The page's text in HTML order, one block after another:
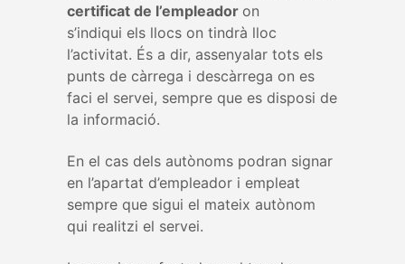
certificat de l’empleador on
s’indiqui els llocs on tindrà lloc
l’activitat. És a dir, assenyalar tots els
punts de càrrega i descàrrega on es
faci el servei, sempre que es disposi de
la informació.
En el cas dels autònoms podran signar
en l’apartat d’empleador i empleat
sempre que sigui el mateix autònom
qui realitzi el servei.